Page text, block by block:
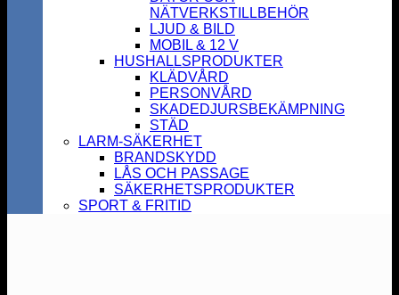
NÄTVERKSTILLBEHÖR
LJUD & BILD
MOBIL & 12 V
HUSHALLSPRODUKTER
KLÄDVÅRD
PERSONVÅRD
SKADEDJURSBEKÄMPNING
STÄD
LARM-SÄKERHET
BRANDSKYDD
LÅS OCH PASSAGE
SÄKERHETSPRODUKTER
SPORT & FRITID